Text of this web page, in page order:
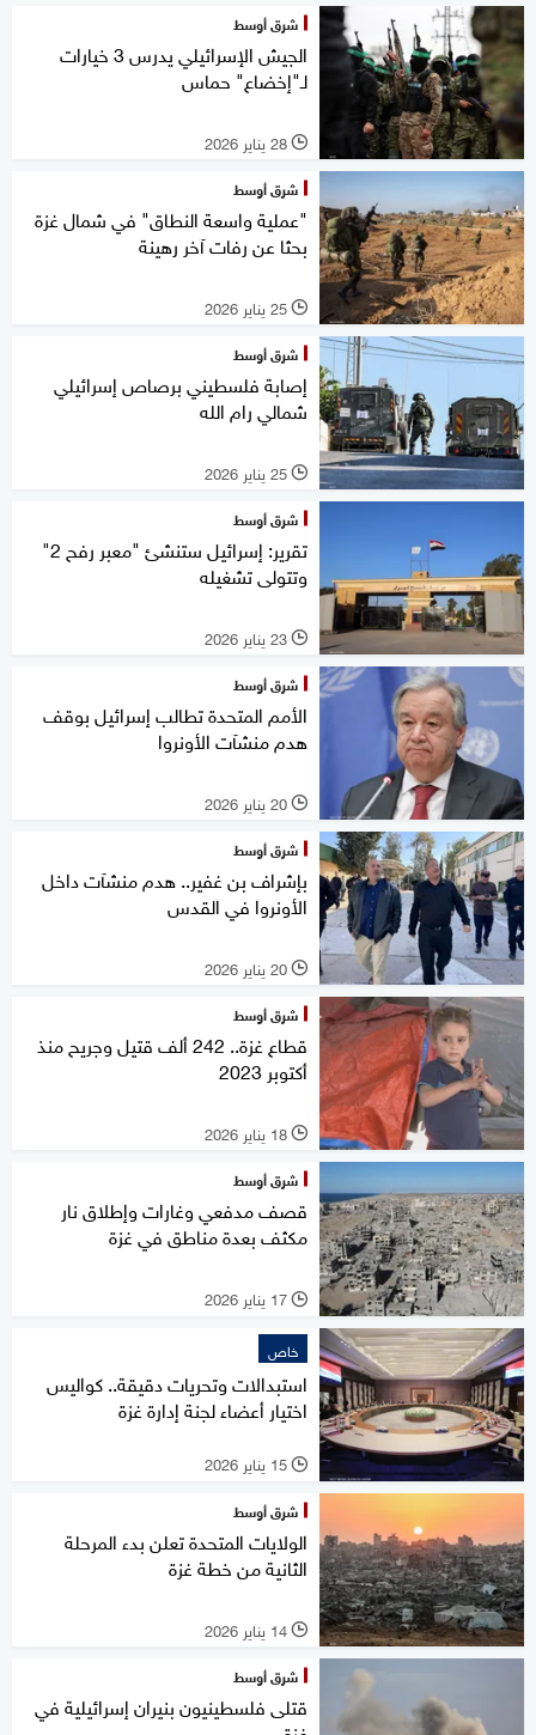
شرق أوسط
الجيش الإسرائيلي يدرس 3 خيارات
لـ"إخضاع" حماس
l 28 يناير 2026
شرق أوسط
"عملية واسعة النطاق" في شمال غزة
بحثا عن رفات آخر رهينة
l 25 يناير 2026
شرق أوسط
إصابة فلسطيني برصاص إسرائيلي
شمالي رام الله
l 25 يناير 2026
شرق أوسط
تقرير: إسرائيل ستنشئ "معبر رفح 2"
وتتولى تشغيله
l 23 يناير 2026
شرق أوسط
الأمم المتحدة تطالب إسرائيل بوقف
هدم منشآت الأونروا
l 20 يناير 2026
شرق أوسط
بإشراف بن غفير.. هدم منشآت داخل
الأونروا في القدس
l 20 يناير 2026
شرق أوسط
قطاع غزة.. 242 ألف قتيل وجريح منذ
أكتوبر 2023
l 18 يناير 2026
شرق أوسط
قصف مدفعي وغارات وإطلاق نار
مكثف بعدة مناطق في غزة
l 17 يناير 2026
خاص
استبدالات وتحريات دقيقة.. كواليس
اختيار أعضاء لجنة إدارة غزة
l 15 يناير 2026
شرق أوسط
الولايات المتحدة تعلن بدء المرحلة
الثانية من خطة غزة
l 14 يناير 2026
شرق أوسط
قتلى فلسطينيون بنيران إسرائيلية في